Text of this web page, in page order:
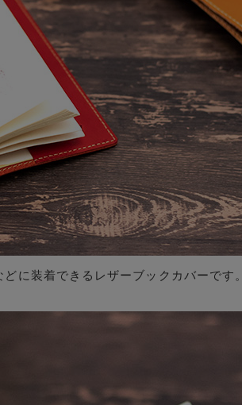
に装着できるレザーブックカバーです。